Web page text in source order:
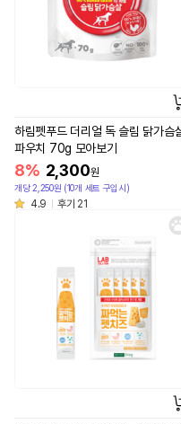
하림펫푸드 더리얼 독 슬림 닭가슴
파우치 70g 모아보기
8% 2,300원
개당 2,250원 (10개 세트 구입시)
4.9 후기 21